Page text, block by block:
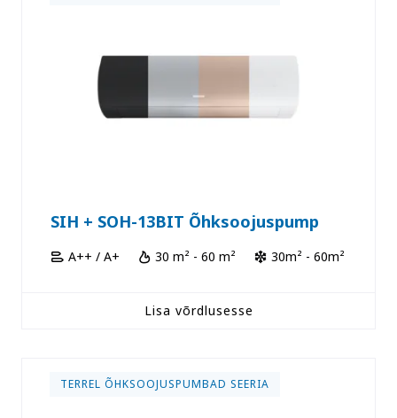
SIH + SOH-13BIT Õhksoojuspump
A++ / A+ 30 m² - 60 m² 30m² - 60m²
Lisa võrdlusesse
TERREL ÕHKSOOJUSPUMBAD SEERIA